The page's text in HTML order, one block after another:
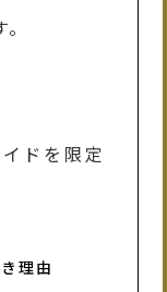
ドを限定
理由